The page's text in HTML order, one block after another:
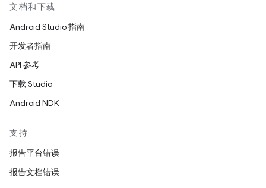
文档和下载
Android Studio 指南
开发者指南
API 参考
下载 Studio
Android NDK
支持
报告平台错误
报告文档错误